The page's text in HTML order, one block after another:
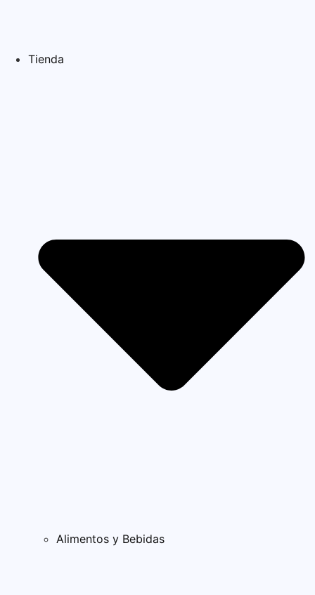
Tienda
Alimentos y Bebidas